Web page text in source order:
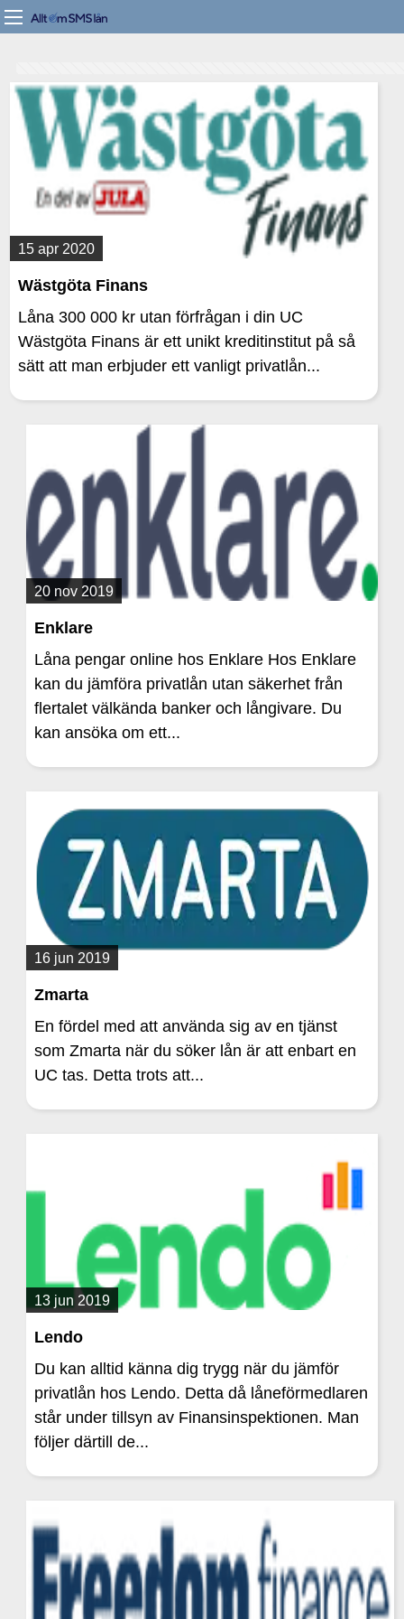
15 apr 2020
Wästgöta Finans
Låna 300 000 kr utan förfrågan i din UC
Wästgöta Finans är ett unikt kreditinstitut på så
sätt att man erbjuder ett vanligt privatlån...
20 nov 2019
Enklare
Låna pengar online hos Enklare Hos Enklare
kan du jämföra privatlån utan säkerhet från
flertalet välkända banker och långivare. Du
kan ansöka om ett...
16 jun 2019
Zmarta
En fördel med att använda sig av en tjänst
som Zmarta när du söker lån är att enbart en
UC tas. Detta trots att...
13 jun 2019
Lendo
Du kan alltid känna dig trygg när du jämför
privatlån hos Lendo. Detta då låneförmedlaren
står under tillsyn av Finansinspektionen. Man
följer därtill de...